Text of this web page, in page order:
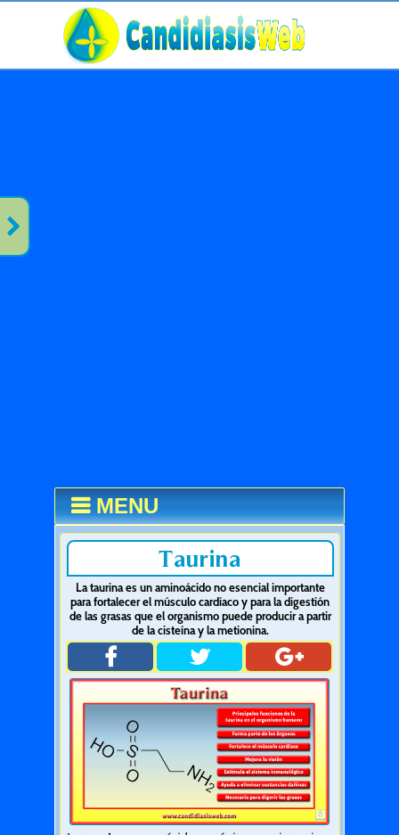
MENU
Taurina
La taurina es un aminoácido no esencial importante
para fortalecer el músculo cardíaco y para la digestión
de las grasas que el organismo puede producir a partir
de la cisteína y la metionina.